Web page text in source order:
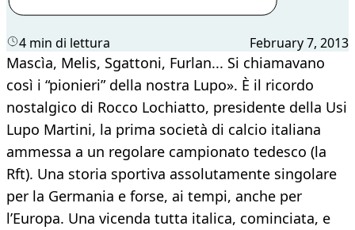
4 min di lettura February 7, 2013
​Mascìa, Melis, Sgattoni, Furlan... Si chiamavano
così i “pionieri” della nostra Lupo». È il ricordo
nostalgico di Rocco Lochiatto, presidente della Usi
Lupo Martini, la prima società di calcio italiana
ammessa a un regolare campionato tedesco (la
Rft). Una storia sportiva assolutamente singolare
per la Germania e forse, ai tempi, anche per
l’Europa. Una vicenda tutta italica, cominciata, e